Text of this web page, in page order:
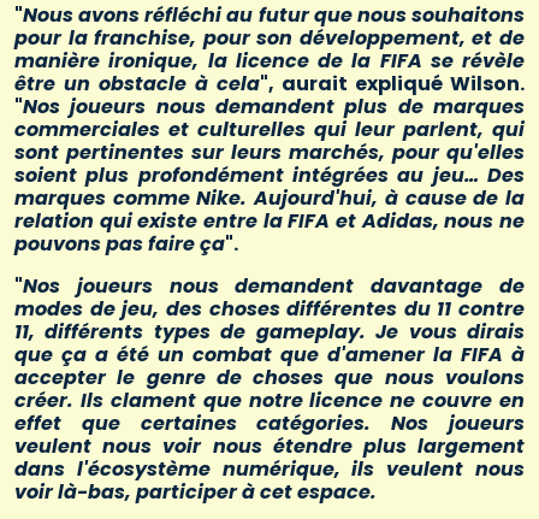
"Nous avons réfléchi au futur que nous souhaitons
pour la franchise, pour son développement, et de
manière ironique, la licence de la FIFA se révèle
être un obstacle à cela", aurait expliqué Wilson.
"Nos joueurs nous demandent plus de marques
commerciales et culturelles qui leur parlent, qui
sont pertinentes sur leurs marchés, pour qu'elles
soient plus profondément intégrées au jeu… Des
marques comme Nike. Aujourd'hui, à cause de la
relation qui existe entre la FIFA et Adidas, nous ne
pouvons pas faire ça".
"Nos joueurs nous demandent davantage de
modes de jeu, des choses différentes du 11 contre
11, différents types de gameplay. Je vous dirais
que ça a été un combat que d'amener la FIFA à
accepter le genre de choses que nous voulons
créer. Ils clament que notre licence ne couvre en
effet que certaines catégories. Nos joueurs
veulent nous voir nous étendre plus largement
dans l'écosystème numérique, ils veulent nous
voir là-bas, participer à cet espace.